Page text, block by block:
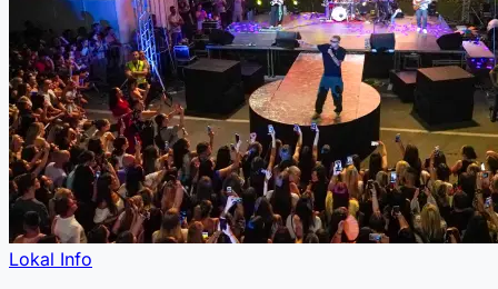
Lokal Info